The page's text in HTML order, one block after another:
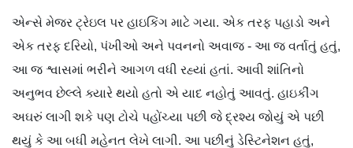
એન્સે મેજર ટ્રેઇલ પર હાઇકિંગ માટે ગયા. એક તરફ પહાડો અને
એક તરફ દરિયો, પંખીઓ અને પવનનો અવાજ - આ જ વર્તાતું હતું,
આ જ શ્વાસમાં ભરીને આગળ વધી રહ્યાં હતાં. આવી શાંતિનો
અનુભવ છેલ્લે ક્યારે થયો હતો એ યાદ નહોતું આવતું. હાઇકીંગ
અઘરું લાગી શકે પણ ટોચે પહોંચ્યા પછી જે દ્રશ્ય જોયું એ પછી
થયું કે આ બધી મહેનત લેખે લાગી. આ પછીનું ડેસ્ટિનેશન હતું,